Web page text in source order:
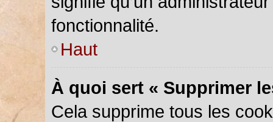
fonctionnalité.
Haut
À quoi sert « Supprimer
Cela supprime tous les